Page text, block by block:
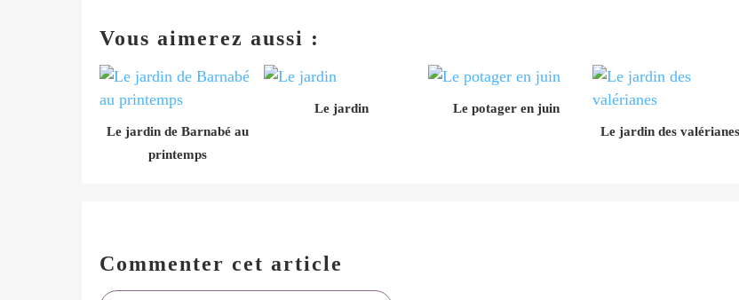
Vous aimerez aussi :
Le jardin de Barnabé au
printemps
Le jardin
Le potager en juin
Le jardin des valérianes
Commenter cet article